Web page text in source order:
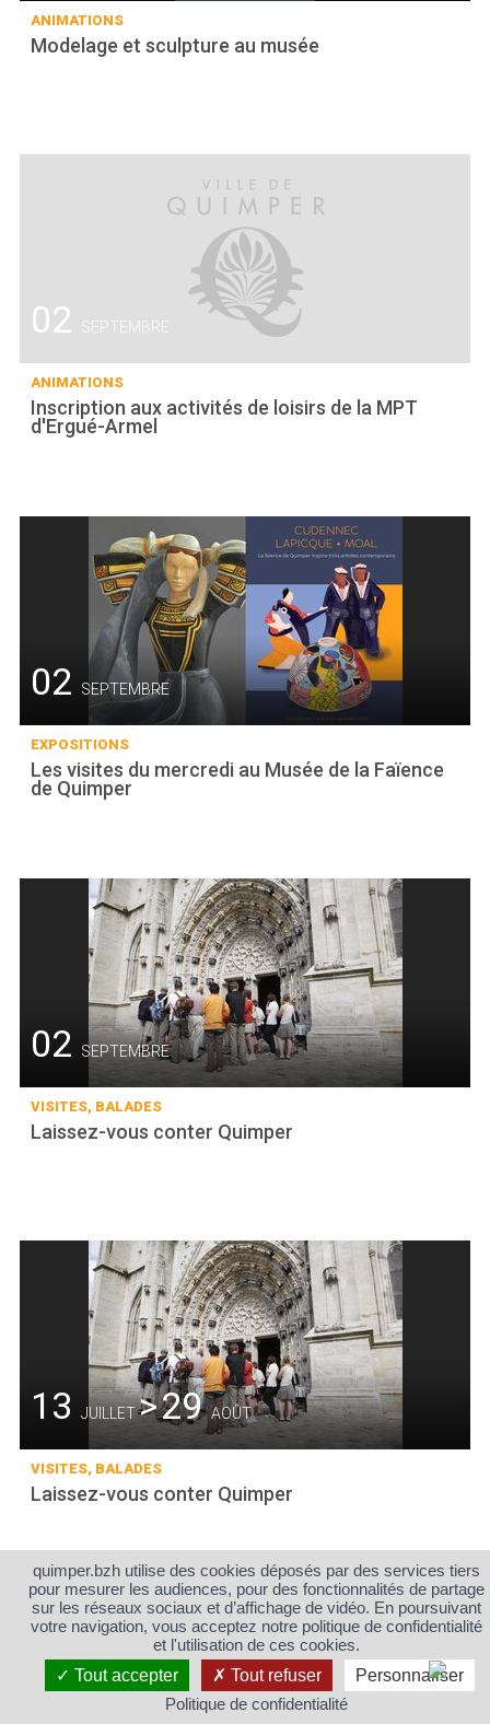
ANIMATIONS
Modelage et sculpture au musée
02 SEPTEMBRE
ANIMATIONS
Inscription aux activités de loisirs de la MPT
d'Ergué-Armel
02 SEPTEMBRE
EXPOSITIONS
Les visites du mercredi au Musée de la Faïence
de Quimper
02 SEPTEMBRE
VISITES, BALADES
Laissez-vous conter Quimper
13 JUILLET>29AOÛT
VISITES, BALADES
Laissez-vous conter Quimper
quimper.bzh utilise des cookies déposés par des services tiers
pour mesurer les audiences, pour des fonctionnalités de partage
sur les réseaux sociaux et d’affichage de vidéo. En poursuivant
votre navigation, vous acceptez notre politique de confidentialité
et l'utilisation de ces cookies.
Tout accepter
Tout refuser
Personnaliser
Politique de confidentialité